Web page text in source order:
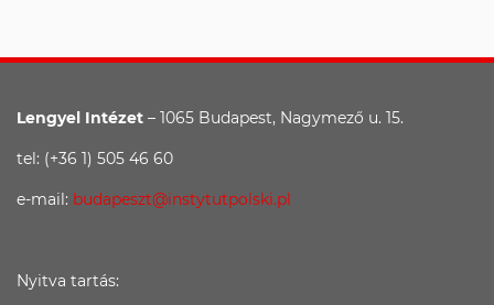
Lengyel Intézet – 1065 Budapest, Nagymező u. 15.
tel: (+36 1) 505 46 60
e-mail: budapeszt@instytutpolski.pl
Nyitva tartás: